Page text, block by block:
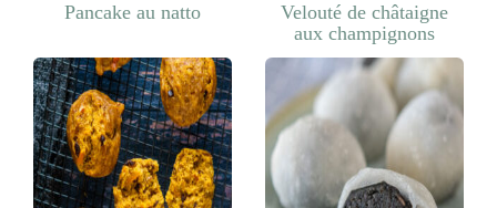
Pancake au natto
Velouté de châtaigne
aux champignons